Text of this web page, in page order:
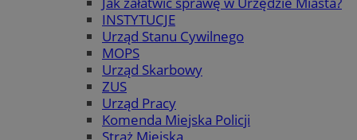
INSTYTUCJE
Urząd Stanu Cywilnego
MOPS
Urząd Skarbowy
ZUS
Urząd Pracy
Komenda Miejska Policji